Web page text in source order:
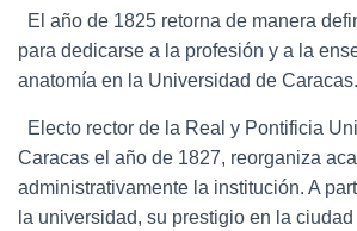
El año de 1825 retorna de manera
para dedicarse a la profesión y a la
anatomía en la Universidad de Caracas.
Electo rector de la Real y Pontificia
Caracas el año de 1827, reorganiza
administrativamente la institución. A
la universidad, su prestigio en la